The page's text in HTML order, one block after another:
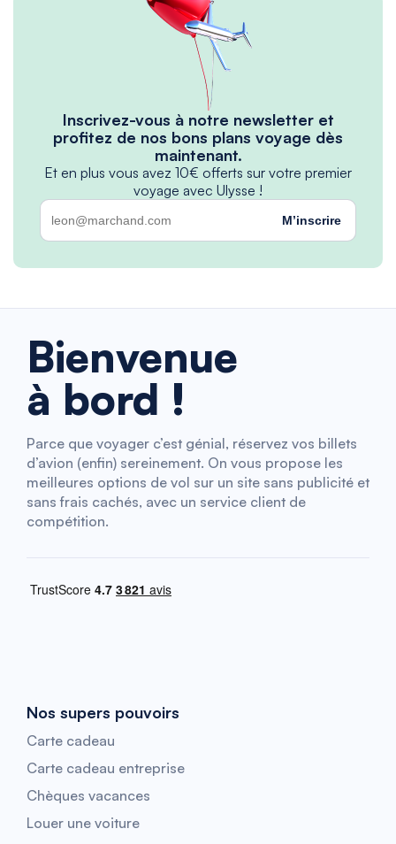
Inscrivez-vous à notre newsletter et
profitez de nos bons plans voyage dès
maintenant.
Et en plus vous avez 10€ offerts sur votre premier
voyage avec Ulysse !
M’inscrire
Bienvenue
à bord !
Parce que voyager c’est génial, réservez vos billets
d’avion (enfin) sereinement. On vous propose les
meilleures options de vol sur un site sans publicité et
sans frais cachés, avec un service client de
compétition.
Nos supers pouvoirs
Carte cadeau
Carte cadeau entreprise
Chèques vacances
Louer une voiture